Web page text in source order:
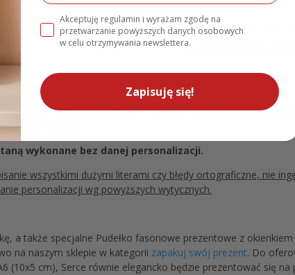
Tato, Kochana Babciu, Kochany Dziadku, Kochani
Pradziadku, Kochani Pradziadkowie.Inne formy dedykacji
taką formę daty)
. Cena dotyczy podanego wzoru z zaznaczonym
płatna.
wykonane bez danej personalizacji.
wszystkimi dużymi literami czy błędy ortograficzne, nie
personalizacji wg powyższych wytycznych.
a także specjalne Pudełko fasonowe prezentowe z
na naszym sklepie w kategorii zapakuj swój prezent. Do
cm), Serce równie elegancko będzie prezentować się na
Akceptuję regulamin i wyrażam zgodę na
przetwarzanie powyższych danych osobowych
w celu otrzymywania newslettera.
Zapisuję się!